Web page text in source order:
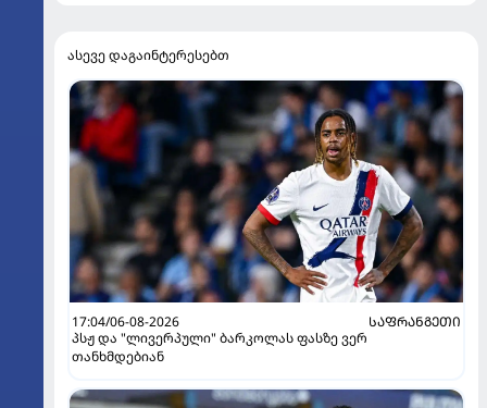
ასევე დაგაინტერესებთ
17:04/06-08-2026
ᲡᲐᲤᲠᲐᲜᲒᲔᲗᲘ
პსჟ და "ლივერპული" ბარკოლას ფასზე ვერ
თანხმდებიან